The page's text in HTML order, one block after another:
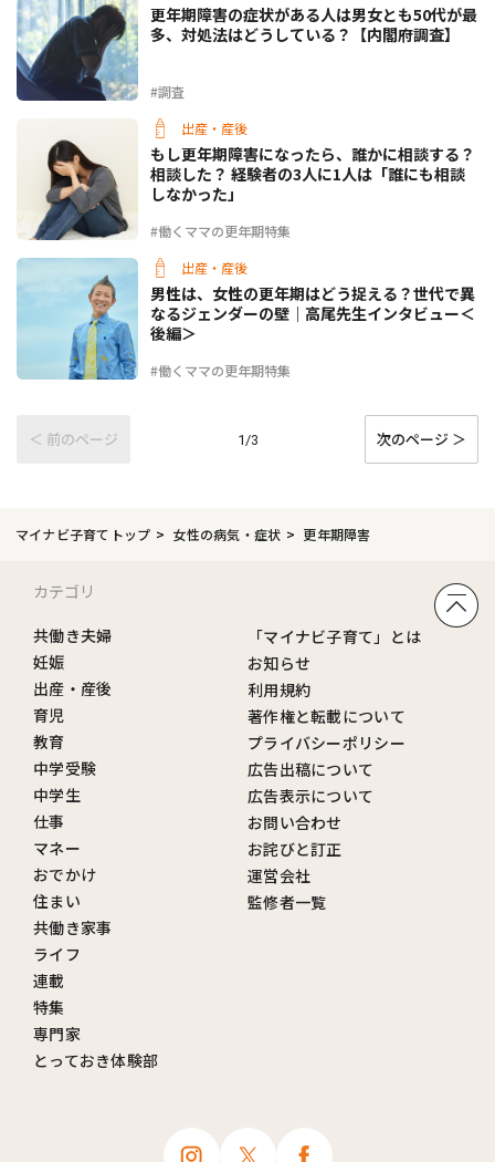
#調査
更年期障害の症状がある人は男女とも50代が最
多、対処法はどうしている？【内閣府調査】
出産・産後
#働くママの更年期特集
もし更年期障害になったら、誰かに相談する？
相談した？ 経験者の3人に1人は「誰にも相談
しなかった」
出産・産後
#働くママの更年期特集
男性は、女性の更年期はどう捉える？世代で異
なるジェンダーの壁｜高尾先生インタビュー＜
後編＞
＜ 前のページ 1/3 次のページ ＞
マイナビ子育てトップ 女性の病気・症状 更年期障害
カテゴリ
共働き夫婦
妊娠
出産・産後
育児
教育
中学受験
中学生
仕事
マネー
おでかけ
住まい
共働き家事
ライフ
連載
特集
専門家
とっておき体験部
「マイナビ子育て」とは
お知らせ
利用規約
著作権と転載について
プライバシーポリシー
広告出稿について
広告表示について
お問い合わせ
お詫びと訂正
運営会社
監修者一覧